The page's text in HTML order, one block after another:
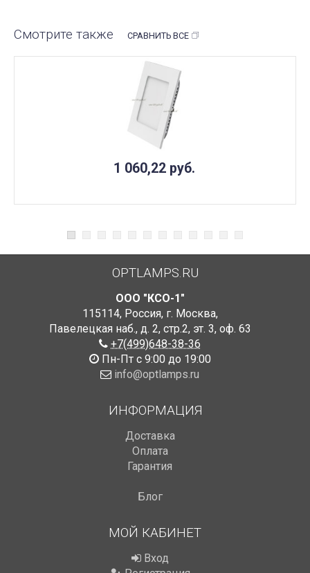
Смотрите также СРАВНИТЬ ВСЕ
1 060,22 руб.
OPTLAMPS.RU
ООО "КСО-1"
115114, Россия, г. Москва,
Павелецкая наб., д. 2, стр.2, эт. 3, оф. 63
+7(499)648-38-36
Пн-Пт с 9:00 до 19:00
info@optlamps.ru
ИНФОРМАЦИЯ
Доставка
Оплата
Гарантия
Блог
МОЙ КАБИНЕТ
Вход